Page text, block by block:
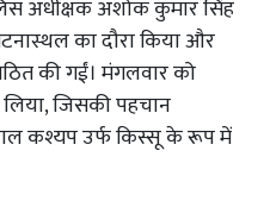
अधीक्षक अशोक कुमार सिंह
का दौरा किया और
की गईं। मंगलवार को
जिसकी पहचान
कश्यप उर्फ किस्सू के रूप में